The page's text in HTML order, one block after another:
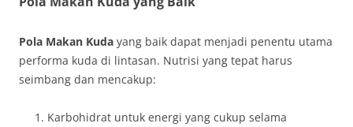
Pola Makan Kuda yang baik dapat menjadi penentu utama
performa kuda di lintasan. Nutrisi yang tepat harus
seimbang dan mencakup:
Karbohidrat untuk energi yang cukup selama